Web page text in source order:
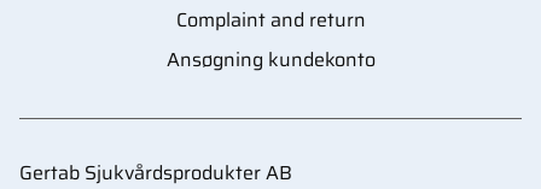
Complaint and return
Ansøgning kundekonto
Gertab Sjukvårdsprodukter AB